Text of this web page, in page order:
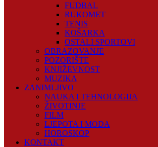
FUDBAL
RUKOMET
TENIS
KOŠARKA
OSTALI SPORTOVI
OBRAZOVANJE
POZORIŠTE
KNJIŽEVNOST
MUZIKA
ZANIMLJIVO
NAUKA I TEHNOLOGIJA
ŽIVOTINJE
FILM
LJEPOTA I MODA
HOROSKOP
KONTAKT